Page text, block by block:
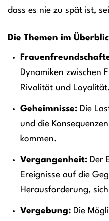
dass es nie zu spät ist,
Die Themen im
Dynamiken zwischen
Rivalität und Loyalität.
Geheimnisse:Die
und die
kommen.
Vergangenheit:Der
Ereignisse auf die
Herausforderung,
Vergebung:Die